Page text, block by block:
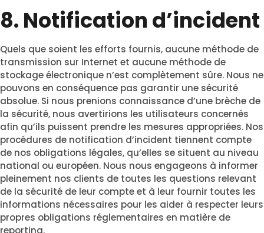
8. Notification d’incident
Quels que soient les efforts fournis, aucune méthode de
transmission sur Internet et aucune méthode de
stockage électronique n’est complètement sûre. Nous ne
pouvons en conséquence pas garantir une sécurité
absolue. Si nous prenions connaissance d’une brèche de
la sécurité, nous avertirions les utilisateurs concernés
afin qu’ils puissent prendre les mesures appropriées. Nos
procédures de notification d’incident tiennent compte
de nos obligations légales, qu’elles se situent au niveau
national ou européen. Nous nous engageons à informer
pleinement nos clients de toutes les questions relevant
de la sécurité de leur compte et à leur fournir toutes les
informations nécessaires pour les aider à respecter leurs
propres obligations réglementaires en matière de
reporting.